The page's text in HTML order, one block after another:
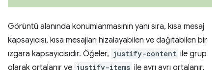
Görüntü alanında konumlanmasının yanı sıra, kısa mesaj
kapsayıcısı, kısa mesajları hizalayabilen ve dağıtabilen bir
ızgara kapsayıcısıdır. Öğeler, justify-content ile grup
olarak ortalanır ve justify-items ile ayrı ayrı ortalanır.